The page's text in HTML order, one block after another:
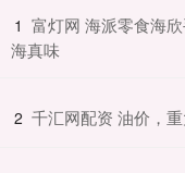
1 富灯网 海派零食海
海真味
2 千汇网配资 油价，重